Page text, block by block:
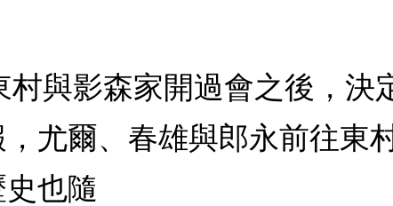
與影森家開過會之後，決
尤爾、春雄與郎永前往東
也隨